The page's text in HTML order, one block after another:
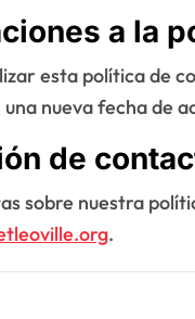
a la
esta política de
nueva fecha de
de
sobre nuestra
.